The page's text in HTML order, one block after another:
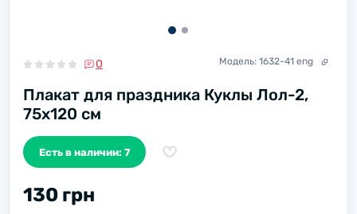
0 Модель: 1632-41 eng
Плакат для праздника Куклы Лол-2,
75х120 см
Есть в наличии: 7
130 грн